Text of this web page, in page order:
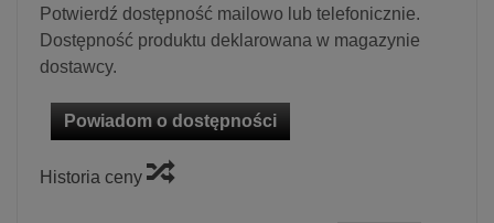
Potwierdź dostępność mailowo lub telefonicznie.
Dostępność produktu deklarowana w magazynie
dostawcy.
Powiadom o dostępności
Historia ceny